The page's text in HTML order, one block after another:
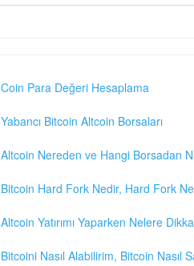
Coin Para Değeri Hesaplama
Yabancı Bitcoin Altcoin Borsaları
Altcoin Nereden ve Hangi Borsadan
Bitcoin Hard Fork Nedir, Hard Fork
Altcoin Yatırımı Yaparken Nelere
Bitcoini Nasıl Alabilirim, Bitcoin Nasıl